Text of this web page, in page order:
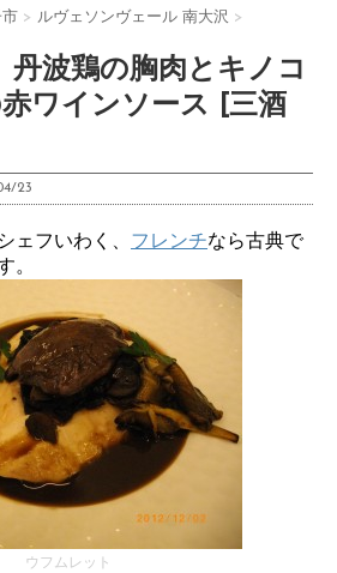
市 > ルヴェソンヴェール 南大沢 >
丹波鶏の胸肉とキノコ
ワインソース [三酒
23
ェフいわく、 フレンチなら古典で
。
ウフムレット